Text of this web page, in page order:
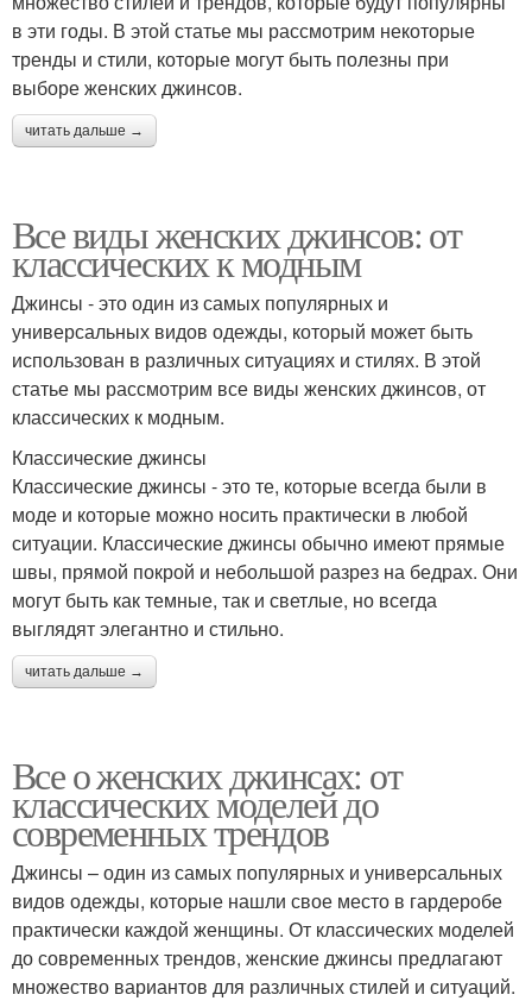
в эти годы. В этой статье мы рассмотрим некоторые
тренды и стили, которые могут быть полезны при
выборе женских джинсов.
читать дальше →
Все виды женских джинсов: от
классических к модным
Джинсы - это один из самых популярных и
универсальных видов одежды, который может быть
использован в различных ситуациях и стилях. В этой
статье мы рассмотрим все виды женских джинсов, от
классических к модным.
Классические джинсы
Классические джинсы - это те, которые всегда были в
моде и которые можно носить практически в любой
ситуации. Классические джинсы обычно имеют прямые
швы, прямой покрой и небольшой разрез на бедрах. Они
могут быть как темные, так и светлые, но всегда
выглядят элегантно и стильно.
читать дальше →
Все о женских джинсах: от
классических моделей до
современных трендов
Джинсы – один из самых популярных и универсальных
видов одежды, которые нашли свое место в гардеробе
практически каждой женщины. От классических моделей
до современных трендов, женские джинсы предлагают
множество вариантов для различных стилей и ситуаций.